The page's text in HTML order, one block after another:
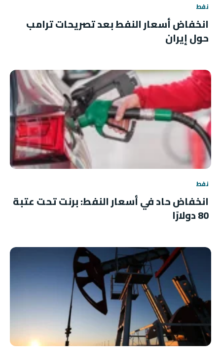
نفط
انخفاض أسعار النفط بعد تصريحات ترامب
حول إيران
نفط
انخفاض حاد في أسعار النفط: برنت تحت عتبة
80 دولارًا